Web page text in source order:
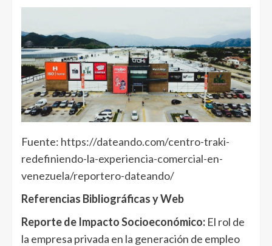
Fuente: https://dateando.com/centro-traki-
redefiniendo-la-experiencia-comercial-en-
venezuela/reportero-dateando/
Referencias Bibliográficas y Web
Reporte de Impacto Socioeconómico: El rol de
la empresa privada en la generación de empleo